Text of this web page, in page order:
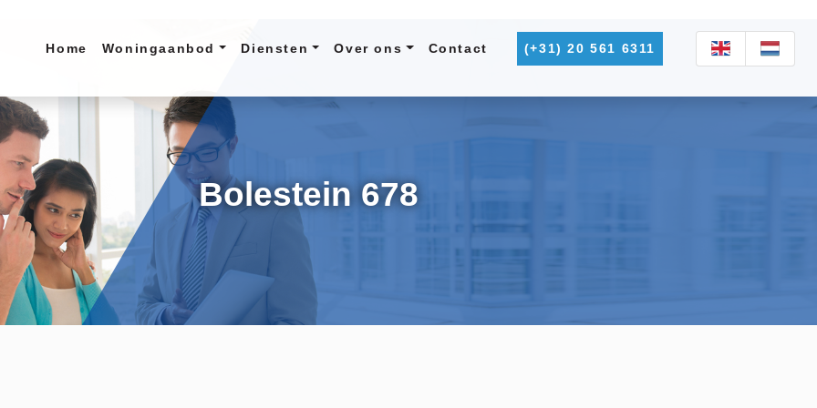
Home Woningaanbod Diensten Over ons Contact (+31) 20 561 6311
Bolestein 678